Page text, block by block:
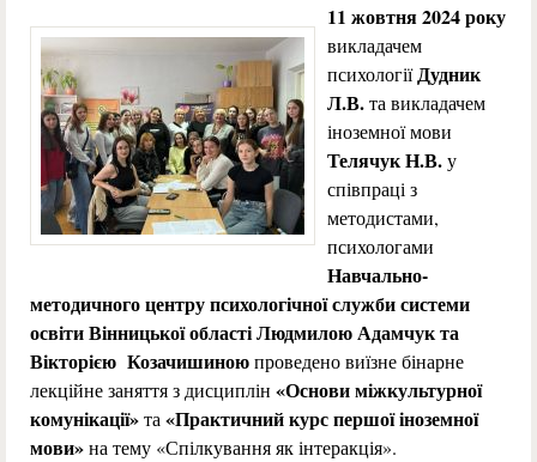
11 жовтня 2024 року
викладачем
психологіїДудник
Л.В.та викладачем
іноземної мови
Телячук Н.В.у
співпраці з
методистами,
психологами
Навчально-
методичного центру психологічної служби системи
освіти Вінницької областіЛюдмилою Адамчук та
Вікторією Козачишиноюпроведено виїзне бінарне
лекційне заняття з дисциплін «Основи міжкультурної
комунікації»та «Практичний курс першої іноземної
мови»на тему «Спілкування як інтеракція».